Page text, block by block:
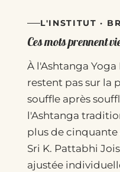
L'INSTITUT ·
Ces mots prennent
À l'Ashtanga
restent pas sur la
souffle après
l'Ashtanga
plus de cinquante
Sri K. Pattabhi
ajustée